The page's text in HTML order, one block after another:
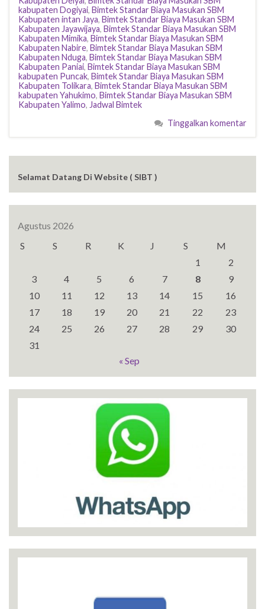
kabupaten Dogiyai, Bimtek Standar Biaya Masukan SBM
Kabupaten intan Jaya, Bimtek Standar Biaya Masukan SBM
Kabupaten Jayawijaya, Bimtek Standar Biaya Masukan SBM
Kabupaten Mimika, Bimtek Standar Biaya Masukan SBM
Kabupaten Nabire, Bimtek Standar Biaya Masukan SBM
Kabupaten Nduga, Bimtek Standar Biaya Masukan SBM
Kabupaten Paniai, Bimtek Standar Biaya Masukan SBM
kabupaten Puncak, Bimtek Standar Biaya Masukan SBM
Kabupaten Tolikara, Bimtek Standar Biaya Masukan SBM
kabupaten Yahukimo, Bimtek Standar Biaya Masukan SBM
Kabupaten Yalimo, Jadwal Bimtek
Tinggalkan komentar
Selamat Datang Di Website ( SIBT )
Agustus 2026
S
S R K J S
M
1
2
3
4 5 6 7 8
9
10
11 12 13 14 15
16
17
18 19 20 21 22
23
24
25 26 27 28 29
30
31
« Sep